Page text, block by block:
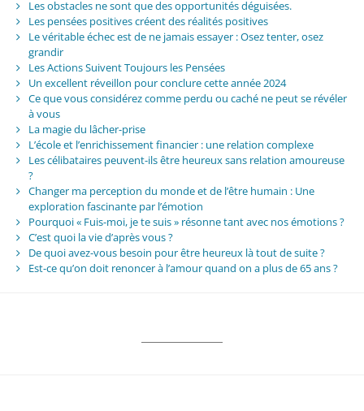
Les obstacles ne sont que des opportunités déguisées.
Les pensées positives créent des réalités positives
Le véritable échec est de ne jamais essayer : Osez tenter, osez
grandir
Les Actions Suivent Toujours les Pensées
Un excellent réveillon pour conclure cette année 2024
Ce que vous considérez comme perdu ou caché ne peut se révéler
à vous
La magie du lâcher-prise
L’école et l’enrichissement financier : une relation complexe
Les célibataires peuvent-ils être heureux sans relation amoureuse
?
Changer ma perception du monde et de l’être humain : Une
exploration fascinante par l’émotion
Pourquoi « Fuis-moi, je te suis » résonne tant avec nos émotions ?
C’est quoi la vie d’après vous ?
De quoi avez-vous besoin pour être heureux là tout de suite ?
Est-ce qu’on doit renoncer à l’amour quand on a plus de 65 ans ?